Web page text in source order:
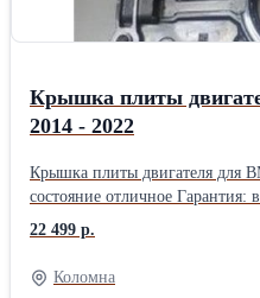
Крышка плиты
2014 - 2022
Крышка плиты двигателя для
состояние отличное Гарантия:
запчастей в Коломне. Любые запчасти для иномарок б/у и новые
в короткие сроки и по низкой
22 499 р.
Коломна